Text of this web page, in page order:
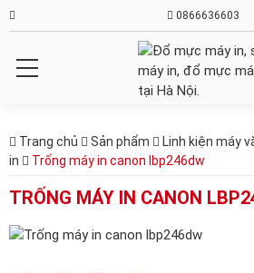
0866636603
Trang chủ Sản phẩm Linh kiện máy
in
Trống máy in canon lbp246dw
TRỐNG MÁY IN CANON